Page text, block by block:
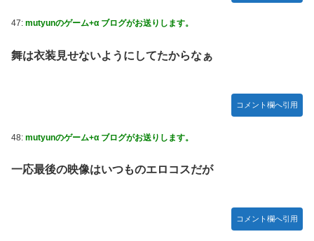
47: mutyunのゲーム+α ブログがお送りします。
舞は衣装見せないようにしてたからなぁ
コメント欄へ引用
48: mutyunのゲーム+α ブログがお送りします。
一応最後の映像はいつものエロコスだが
コメント欄へ引用